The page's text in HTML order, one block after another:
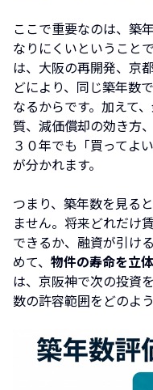
ここで重要なのは、築
なりにくいということ
は、大阪の再開発、京
どにより、同じ築年数
なるからです。加えて
質、減価償却の効き方
３０年でも「買ってよ
が分かれます。
つまり、築年数を見る
ません。将来どれだけ
できるか、融資が引け
めて、 物件の寿命を立
は、京阪神で次の投資
数の許容範囲をどのよ